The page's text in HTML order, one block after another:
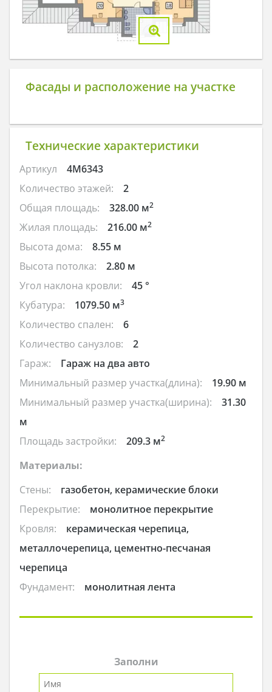
Фасады и расположение на участке
Технические характеристики
Артикул
4M6343
Количество этажей:
2
Общая площадь:
328.00 м2
Жилая площадь: 216.00 м2
Высота дома:
8.55 м
Высота потолка:
2.80 м
Угол наклона кровли:
45 °
Кубатура:
1079.50 м3
Количество спален:
6
Количество санузлов:
2
Гараж:
Гараж на два авто
Минимальный размер участка(длина):
19.90 м
Минимальный размер участка(ширина):
31.30
м
Площадь застройки:
209.3 м2
Материалы:
Стены:
газобетон, керамические блоки
Перекрытие:
монолитное перекрытие
Кровля:
керамическая черепица,
металлочерепица, цементно-песчаная
черепица
Фундамент:
монолитная лента
Заполни